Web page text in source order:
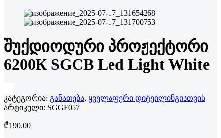
შუქდიოდური პროჟექტორი
6200К SGCB Led Light White
კატეგორია: განათება, ყველაფერი დიტეილინგისთვის
არტიკული: SGGF057
₾190.00